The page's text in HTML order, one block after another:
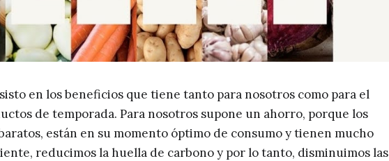
en los beneficios que tiene tanto para nosotros como para el
de temporada. Para nosotros supone un ahorro, porque los
están en su momento óptimo de consumo y tienen mucho
reducimos la huella de carbono y por lo tanto, disminuimos las